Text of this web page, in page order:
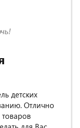
детских
Отлично
товаров